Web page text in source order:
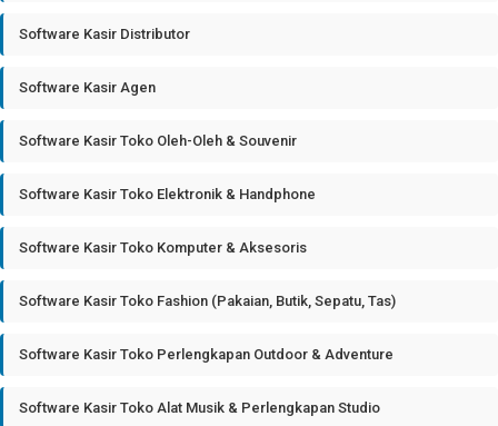
Software Kasir Distributor
Software Kasir Agen
Software Kasir Toko Oleh-Oleh & Souvenir
Software Kasir Toko Elektronik & Handphone
Software Kasir Toko Komputer & Aksesoris
Software Kasir Toko Fashion (Pakaian, Butik, Sepatu, Tas)
Software Kasir Toko Perlengkapan Outdoor & Adventure
Software Kasir Toko Alat Musik & Perlengkapan Studio